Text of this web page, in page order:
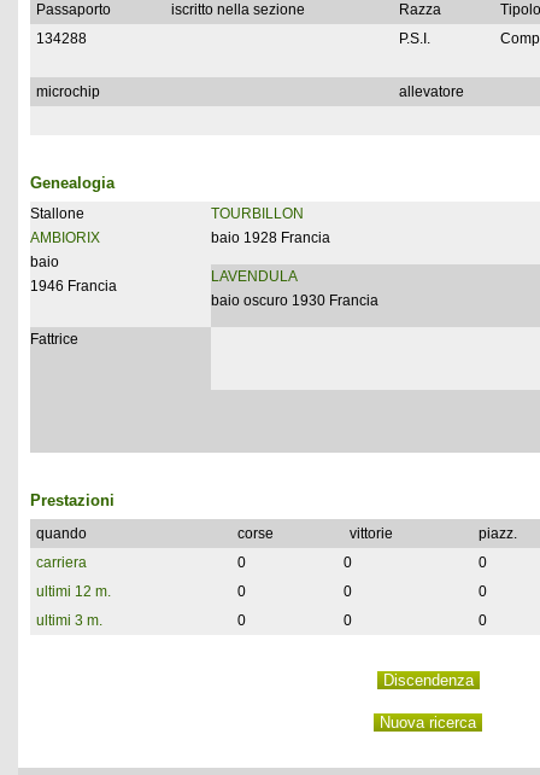
Passaporto iscritto nella sezione Razza
134288
P.S.I.
microchip allevatore
Genealogia
Stallone
AMBIORIX
baio
1946 Francia
TOURBILLON
baio 1928 Francia
LAVENDULA
baio oscuro 1930 Francia
Fattrice
Prestazioni
quando corse vittorie
piazz.
carriera
0 0
0
ultimi 12 m.
0 0
0
ultimi 3 m.
0 0 0